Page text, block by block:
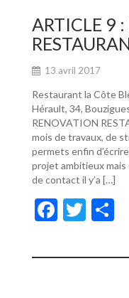
o
o
k
ARTICLE 9
13 avril 2017
Restaurant la Côte
Hérault, 34,
RENOVATION
mois de travaux, de
permets enfin
projet ambitieux mais
de contact il y’a […]
F
e
T
itt